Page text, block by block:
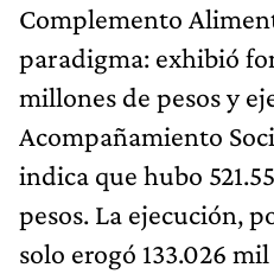
Complemento
paradigma: exhibió
millones de pesos y
Acompañamiento
indica que hubo
pesos. La ejecución,
solo erogó 133.026